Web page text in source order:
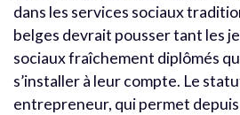
dans les services sociaux
belges devrait pousser tant les
sociaux fraîchement diplômés
s’installer à leur compte. Le
entrepreneur, qui permet depuis